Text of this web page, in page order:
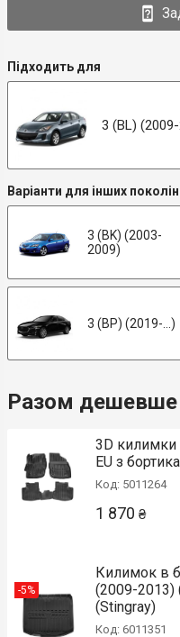
Підходить для
3 (BL)
Варіанти для інших
3 (BK) (2003-
2009)
3 (BP) (2019-...)
Разом дешевше
3D килимки
EU з
Код: 5011264
1 870 ₴
-5%
Килимок в
(2009-2013)
(Stingray)
Код: 6011351